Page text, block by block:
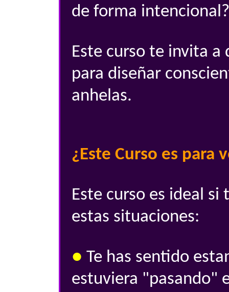
de forma intencional?
Este curso te invita
para diseñar
anhelas.
¿Este Curso es para
Este curso es ideal
estas situaciones:
● Te has sentido
estuviera "pasando"